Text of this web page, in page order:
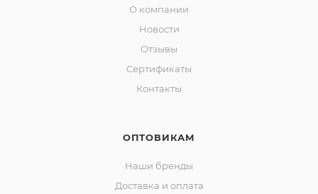
О компании
Новости
Отзывы
Сертификаты
Контакты
ОПТОВИКАМ
Наши бренды
Доставка и оплата